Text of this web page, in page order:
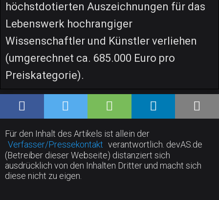
höchstdotierten Auszeichnungen für das
Lebenswerk hochrangiger
Wissenschaftler und Künstler verliehen
(umgerechnet ca. 685.000 Euro pro
Preiskategorie).
Für den Inhalt des Artikels ist allein der
Verfasser/Pressekontakt verantwortlich. devAS.de
(Betreiber dieser Webseite) distanziert sich
ausdrücklich von den Inhalten Dritter und macht sich
diese nicht zu eigen.